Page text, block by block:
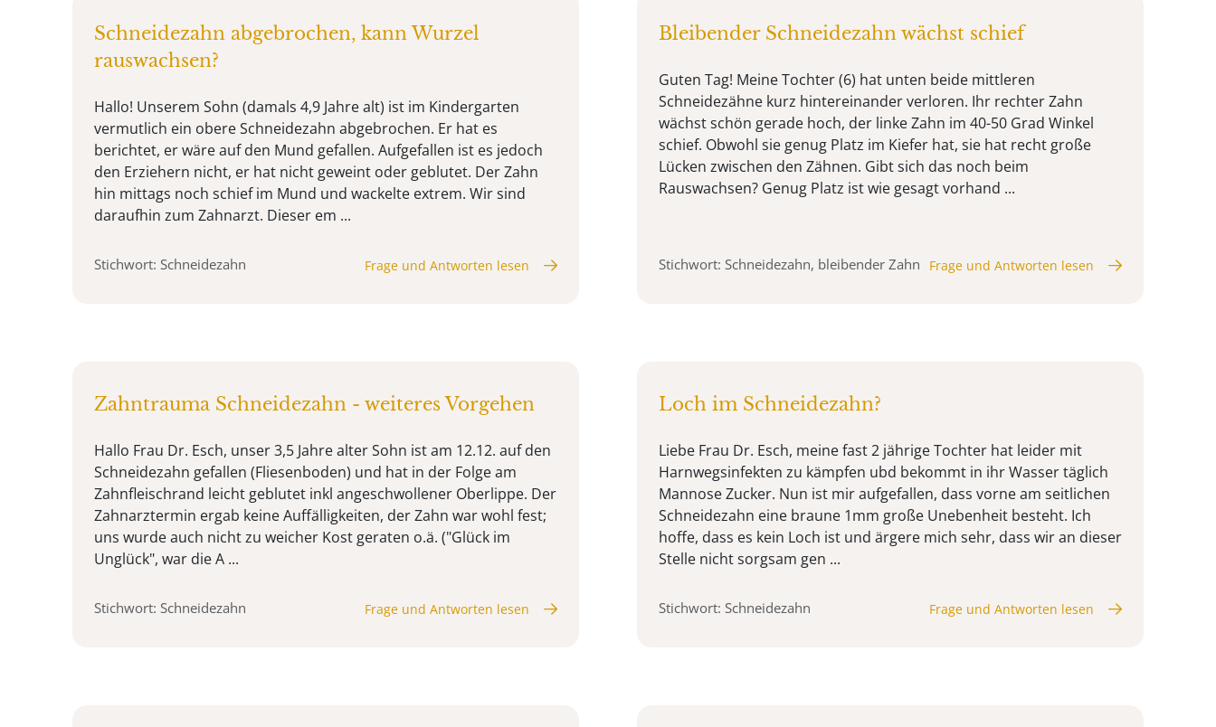
Schneidezahn abgebrochen, kann Wurzel
rauswachsen?
Hallo! Unserem Sohn (damals 4,9 Jahre alt) ist im Kindergarten
vermutlich ein obere Schneidezahn abgebrochen. Er hat es
berichtet, er wäre auf den Mund gefallen. Aufgefallen ist es jedoch
den Erziehern nicht, er hat nicht geweint oder geblutet. Der Zahn
hin mittags noch schief im Mund und wackelte extrem. Wir sind
daraufhin zum Zahnarzt. Dieser em ...
Stichwort: Schneidezahn Frage und Antworten lesen
Bleibender Schneidezahn wächst schief
Guten Tag! Meine Tochter (6) hat unten beide mittleren
Schneidezähne kurz hintereinander verloren. Ihr rechter Zahn
wächst schön gerade hoch, der linke Zahn im 40-50 Grad Winkel
schief. Obwohl sie genug Platz im Kiefer hat, sie hat recht große
Lücken zwischen den Zähnen. Gibt sich das noch beim
Rauswachsen? Genug Platz ist wie gesagt vorhand ...
Stichwort: Schneidezahn, bleibender Zahn Frage und Antworten lesen
Zahntrauma Schneidezahn - weiteres Vorgehen
Hallo Frau Dr. Esch, unser 3,5 Jahre alter Sohn ist am 12.12. auf den
Schneidezahn gefallen (Fliesenboden) und hat in der Folge am
Zahnfleischrand leicht geblutet inkl angeschwollener Oberlippe. Der
Zahnarztermin ergab keine Auffälligkeiten, der Zahn war wohl fest;
uns wurde auch nicht zu weicher Kost geraten o.ä. ("Glück im
Unglück", war die A ...
Stichwort: Schneidezahn Frage und Antworten lesen
Loch im Schneidezahn?
Liebe Frau Dr. Esch, meine fast 2 jährige Tochter hat leider mit
Harnwegsinfekten zu kämpfen ubd bekommt in ihr Wasser täglich
Mannose Zucker. Nun ist mir aufgefallen, dass vorne am seitlichen
Schneidezahn eine braune 1mm große Unebenheit besteht. Ich
hoffe, dass es kein Loch ist und ärgere mich sehr, dass wir an dieser
Stelle nicht sorgsam gen ...
Stichwort: Schneidezahn Frage und Antworten lesen